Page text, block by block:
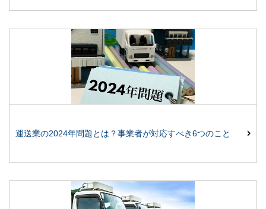
運送業の2024年問題とは？事業者が対応すべき6つのこと